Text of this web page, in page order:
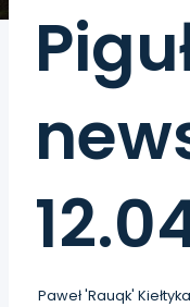
Paweł 'Rauqk' Kiełtyka